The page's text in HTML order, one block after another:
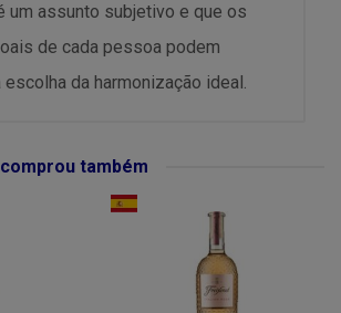
um assunto subjetivo e que os
de cada pessoa podem
escolha da harmonização ideal.
também